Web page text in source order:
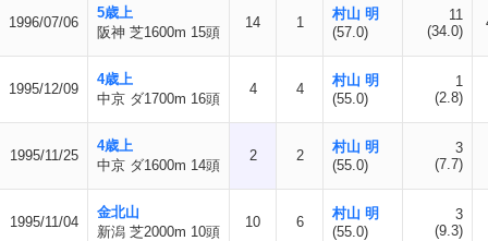
1996/07/06
5歳上
阪神 芝1600m 15頭
14 1
村山 明
(57.0)
11
(34.0)
1995/12/09
4歳上
中京 ダ1700m 16頭
4 4
村山 明
(55.0)
1
(2.8)
1995/11/25
4歳上
中京 ダ1600m 14頭
2 2
村山 明
(55.0)
3
(7.7)
1995/11/04
金北山
新潟 芝2000m 10頭
10 6
村山 明
(55.0)
3
(9.3)